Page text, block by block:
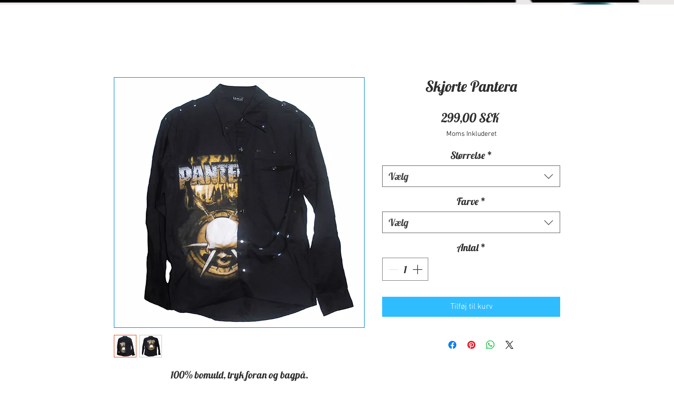
100% bomuld, tryk foran og bagpå.
Skjorte Pantera
299,00 SEKPris
Moms Inkluderet
Størrelse *
Vælg
Farve *
Vælg
Antal *
Tilføj til kurv